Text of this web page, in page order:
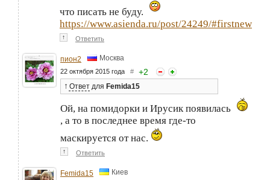
что писать не буду.
https://www.asienda.ru/post/24249/#firstnew
↑ Ответить
пион2 Москва
22 октября 2015 года # +2
↑ Ответ для Femida15
Ой, на помидорки и Ирусик появилась
, а то в последнее время где-то
маскируется от нас.
↑ Ответить
Femida15 Киев